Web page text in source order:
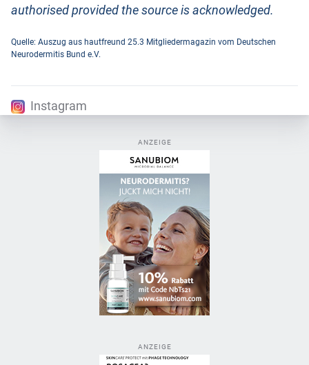
authorised provided the source is acknowledged.
Quelle: Auszug aus hautfreund 25.3 Mitgliedermagazin vom Deutschen
Neurodermitis Bund e.V.
Instagram
ANZEIGE
ANZEIGE